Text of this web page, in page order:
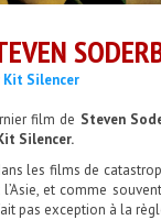
Kit Silencer
film de Steven
Silencer.
les films de
et comme
pas exception à la